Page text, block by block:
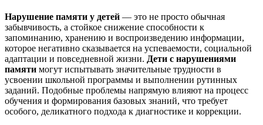
Нарушение памяти у детей — это не просто обычная
забывчивость, а стойкое снижение способности к
запоминанию, хранению и воспроизведению информации,
которое негативно сказывается на успеваемости, социальной
адаптации и повседневной жизни. Дети с нарушениями
памяти могут испытывать значительные трудности в
усвоении школьной программы и выполнении рутинных
заданий. Подобные проблемы напрямую влияют на процесс
обучения и формирования базовых знаний, что требует
особого, деликатного подхода к диагностике и коррекции.